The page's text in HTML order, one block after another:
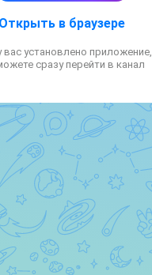
Открыть в браузере
вас установлено приложение,
сразу перейти в канал